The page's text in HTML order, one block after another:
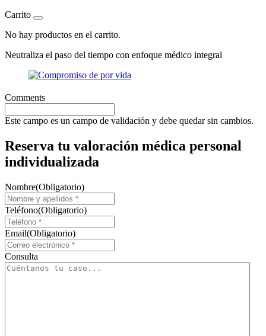
Carrito
No hay productos en el carrito.
Neutraliza el paso del tiempo con enfoque médico integral
Comments
Este campo es un campo de validación y debe quedar sin cambios.
Reserva tu valoración médica personal
individualizada
Nombre(Obligatorio)
Teléfono(Obligatorio)
Email(Obligatorio)
Consulta